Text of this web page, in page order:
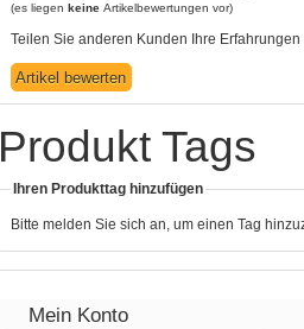
(es liegen keine Artikelbewertungen vor)
Teilen Sie anderen Kunden Ihre Erfahrungen
Produkt Tags
Ihren Produkttag hinzufügen
Bitte melden Sie sich an, um einen Tag
Mein Konto